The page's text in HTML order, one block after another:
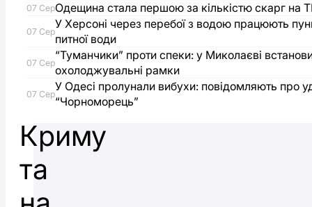
українського
десанту
в
Криму
та
07 СерОдещина стала першою за кількістю скарг на
07 Сер
У Херсоні через перебої з водою працюють
питної води
07 Сер
“Туманчики” проти спеки: у Миколаєві
охолоджувальні рамки
07 Сер
У Одесі пролунали вибухи: повідомляють про
“Чорноморець”